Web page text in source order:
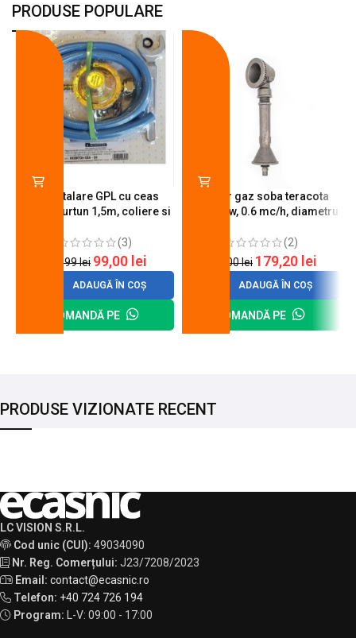
PRODUSE POPULARE
Kit instalare GPL cu ceas
butelie, furtun 1,5m, coliere si
(3)
120,99lei 99,00 lei
ADAUGĂ ÎN COȘ
COMANDĂ PE
Arzator gaz soba teracota
A600, 6 kw, 0.6 mc/h, diametru
(2)
200,00lei 179,20 lei
ADAUGĂ ÎN COȘ
COMANDĂ PE
PRODUSE VIZIONATE RECENT
LC VISION S.R.L.
Cod unic (CUI): 49034090
Nr. Reg. Comerțului: J23/7208/2023
Email: contact@ecasnic.ro
Telefon: +40 724 726 194
Program:
L-V: 09:00 - 17:00